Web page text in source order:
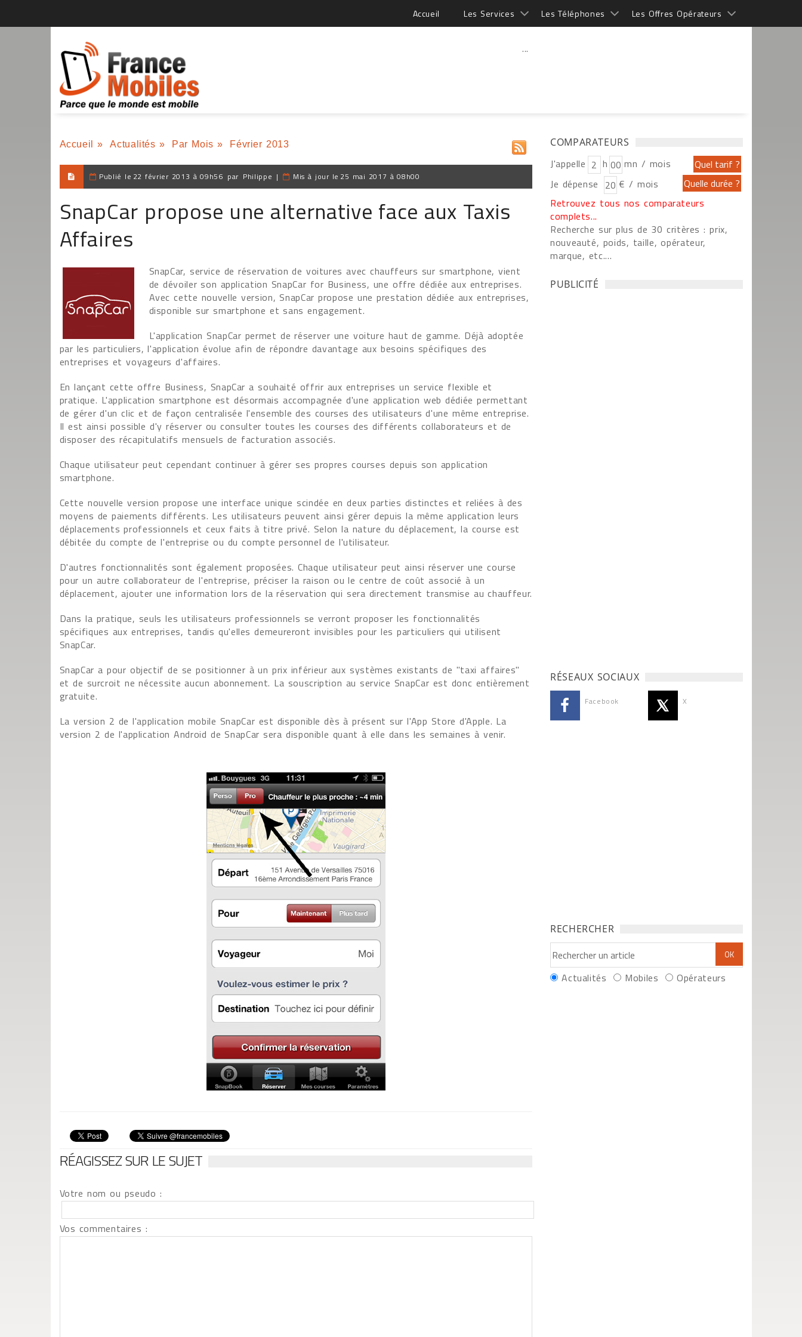
Accueil Les Services Les Téléphones Les Offres Opérateurs
...
Accueil » Actualités » Par Mois » Février 2013
Publié le 22 février 2013 à 09h56 par Philippe | Mis à jour le 25 mai 2017 à 08h00
SnapCar propose une alternative face aux Taxis
Affaires
SnapCar, service de réservation de voitures avec chauffeurs sur smartphone, vient
de dévoiler son application SnapCar for Business, une offre dédiée aux entreprises.
Avec cette nouvelle version, SnapCar propose une prestation dédiée aux entreprises,
disponible sur smartphone et sans engagement.
L'application SnapCar permet de réserver une voiture haut de gamme. Déjà adoptée
par les particuliers, l'application évolue afin de répondre davantage aux besoins spécifiques des
entreprises et voyageurs d'affaires.
En lançant cette offre Business, SnapCar a souhaité offrir aux entreprises un service flexible et
pratique. L'application smartphone est désormais accompagnée d'une application web dédiée permettant
de gérer d'un clic et de façon centralisée l'ensemble des courses des utilisateurs d'une même entreprise.
Il est ainsi possible d'y réserver ou consulter toutes les courses des différents collaborateurs et de
disposer des récapitulatifs mensuels de facturation associés.
Chaque utilisateur peut cependant continuer à gérer ses propres courses depuis son application
smartphone.
Cette nouvelle version propose une interface unique scindée en deux parties distinctes et reliées à des
moyens de paiements différents. Les utilisateurs peuvent ainsi gérer depuis la même application leurs
déplacements professionnels et ceux faits à titre privé. Selon la nature du déplacement, la course est
débitée du compte de l'entreprise ou du compte personnel de l'utilisateur.
D'autres fonctionnalités sont également proposées. Chaque utilisateur peut ainsi réserver une course
pour un autre collaborateur de l'entreprise, préciser la raison ou le centre de coût associé à un
déplacement, ajouter une information lors de la réservation qui sera directement transmise au chauffeur.
Dans la pratique, seuls les utilisateurs professionnels se verront proposer les fonctionnalités
spécifiques aux entreprises, tandis qu'elles demeureront invisibles pour les particuliers qui utilisent
SnapCar.
SnapCar a pour objectif de se positionner à un prix inférieur aux systèmes existants de "taxi affaires"
et de surcroit ne nécessite aucun abonnement. La souscription au service SnapCar est donc entièrement
gratuite.
La version 2 de l'application mobile SnapCar est disponible dès à présent sur l'App Store d'Apple. La
version 2 de l'application Android de SnapCar sera disponible quant à elle dans les semaines à venir.
RÉAGISSEZ SUR LE SUJET
Votre nom ou pseudo :
Vos commentaires :
COMPARATEURS
J'appelle h
mn / mois
Je dépense
€ / mois
Retrouvez tous nos comparateurs
complets...
Recherche sur plus de 30 critères : prix,
nouveauté, poids, taille, opérateur,
marque, etc....
PUBLICITÉ
RÉSEAUX SOCIAUX
Facebook X
RECHERCHER
Actualités Mobiles Opérateurs